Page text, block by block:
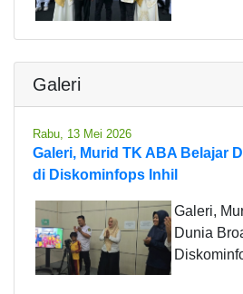
Galeri
Rabu, 13 Mei 2026
Galeri, Murid TK ABA Belajar
di Diskominfops Inhil
Galeri,
Dunia